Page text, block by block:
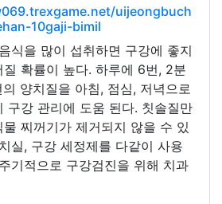
uijeongbuch
10gaji-bimil
식을 많이 섭취하면 구강에 좋지
확률이 높다. 하루에 6번, 2분
양치질을 아침, 점심, 저녁으로
구강 관리에 도움 된다. 칫솔질만
찌꺼기가 제거되지 않을 수 있
실, 구강 세정제를 다같이 사용
기적으로 구강검진을 위해 치과